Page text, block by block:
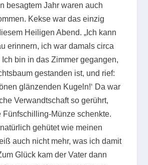
besagtem Jahr waren auch
Kekse war das einzig
Heiligen Abend. „Ich kann
erinnern, ich war damals circa
bin in das Zimmer gegangen,
gestanden ist, und rief:
glänzenden Kugeln!‘ Da war
Verwandtschaft so gerührt,
Fünfschilling-Münze schenkte.
gehütet wie meinen
auch nicht mehr, was ich damit
Glück kam der Vater dann